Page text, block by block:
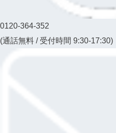
0120-364-352
(通話無料 / 受付時間 9:30-17:30)